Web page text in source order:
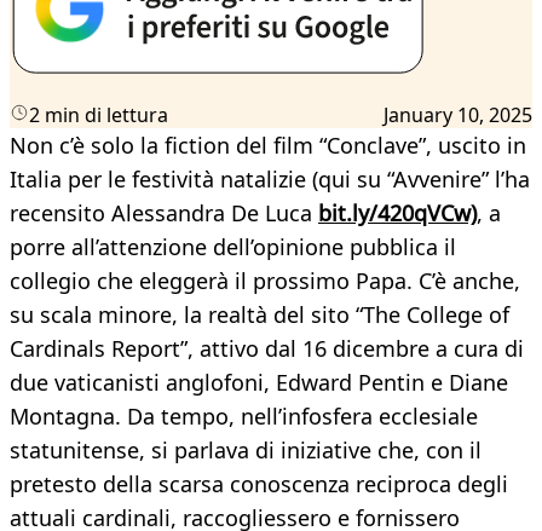
2 min di lettura January 10, 2025
Non c’è solo la fiction del film “Conclave”, uscito in
Italia per le festività natalizie (qui su “Avvenire” l’ha
recensito Alessandra De Luca bit.ly/420qVCw), a
porre all’attenzione dell’opinione pubblica il
collegio che eleggerà il prossimo Papa. C’è anche,
su scala minore, la realtà del sito “The College of
Cardinals Report”, attivo dal 16 dicembre a cura di
due vaticanisti anglofoni, Edward Pentin e Diane
Montagna. Da tempo, nell’infosfera ecclesiale
statunitense, si parlava di iniziative che, con il
pretesto della scarsa conoscenza reciproca degli
attuali cardinali, raccogliessero e fornissero